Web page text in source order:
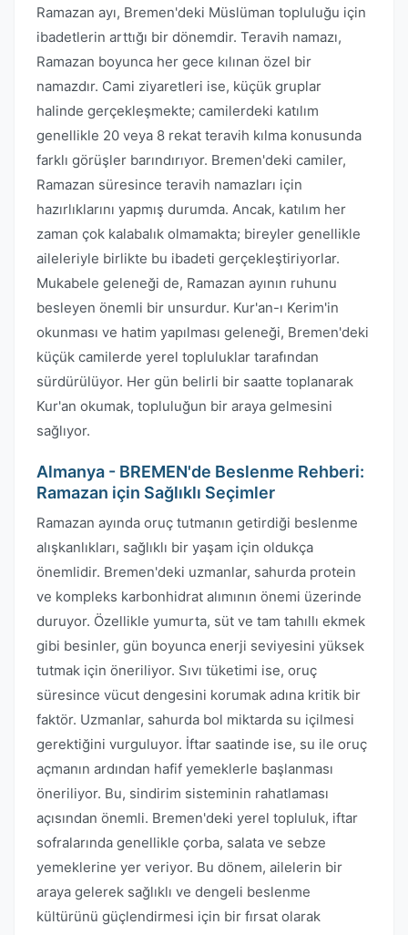
Ramazan ayı, Bremen'deki Müslüman topluluğu için
ibadetlerin arttığı bir dönemdir. Teravih namazı,
Ramazan boyunca her gece kılınan özel bir
namazdır. Cami ziyaretleri ise, küçük gruplar
halinde gerçekleşmekte; camilerdeki katılım
genellikle 20 veya 8 rekat teravih kılma konusunda
farklı görüşler barındırıyor. Bremen'deki camiler,
Ramazan süresince teravih namazları için
hazırlıklarını yapmış durumda. Ancak, katılım her
zaman çok kalabalık olmamakta; bireyler genellikle
aileleriyle birlikte bu ibadeti gerçekleştiriyorlar.
Mukabele geleneği de, Ramazan ayının ruhunu
besleyen önemli bir unsurdur. Kur'an-ı Kerim'in
okunması ve hatim yapılması geleneği, Bremen'deki
küçük camilerde yerel topluluklar tarafından
sürdürülüyor. Her gün belirli bir saatte toplanarak
Kur'an okumak, topluluğun bir araya gelmesini
sağlıyor.
Almanya - BREMEN'de Beslenme Rehberi:
Ramazan için Sağlıklı Seçimler
Ramazan ayında oruç tutmanın getirdiği beslenme
alışkanlıkları, sağlıklı bir yaşam için oldukça
önemlidir. Bremen'deki uzmanlar, sahurda protein
ve kompleks karbonhidrat alımının önemi üzerinde
duruyor. Özellikle yumurta, süt ve tam tahıllı ekmek
gibi besinler, gün boyunca enerji seviyesini yüksek
tutmak için öneriliyor. Sıvı tüketimi ise, oruç
süresince vücut dengesini korumak adına kritik bir
faktör. Uzmanlar, sahurda bol miktarda su içilmesi
gerektiğini vurguluyor. İftar saatinde ise, su ile oruç
açmanın ardından hafif yemeklerle başlanması
öneriliyor. Bu, sindirim sisteminin rahatlaması
açısından önemli. Bremen'deki yerel topluluk, iftar
sofralarında genellikle çorba, salata ve sebze
yemeklerine yer veriyor. Bu dönem, ailelerin bir
araya gelerek sağlıklı ve dengeli beslenme
kültürünü güçlendirmesi için bir fırsat olarak